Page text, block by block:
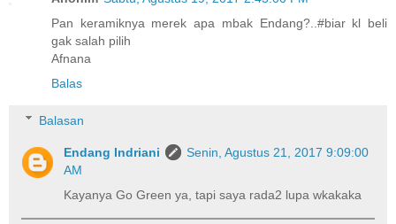
Pan keramiknya merek apa mbak Endang?..#biar kl beli
gak salah pilih
Afnana
Balas
Balasan
Endang Indriani
Senin, Agustus 21, 2017 9:09:00
AM
Kayanya Go Green ya, tapi saya rada2 lupa wkakaka